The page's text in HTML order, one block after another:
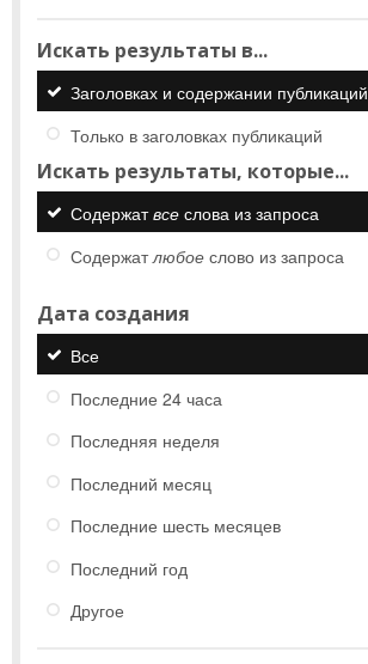
Искать результаты в...
Заголовках и содержании публикаций
Только в заголовках публикаций
Искать результаты, которые...
Содержатвсе слова из запроса
Содержатлюбое слово из запроса
Дата создания
Все
Последние 24 часа
Последняя неделя
Последний месяц
Последние шесть месяцев
Последний год
Другое